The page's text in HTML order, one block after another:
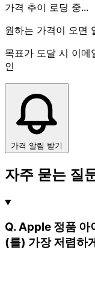
가격 추이 로딩 중...
원하는 가격이 오면
목표가 도달 시 이메
인
가격 알림 받기
자주 묻는 질
Q. Apple 정품 아
(를) 가장 저렴하